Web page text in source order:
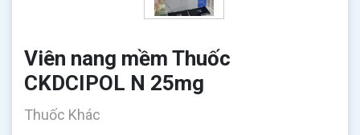
Viên nang mềm Thuốc
CKDCIPOL N 25mg
Thuốc Khác